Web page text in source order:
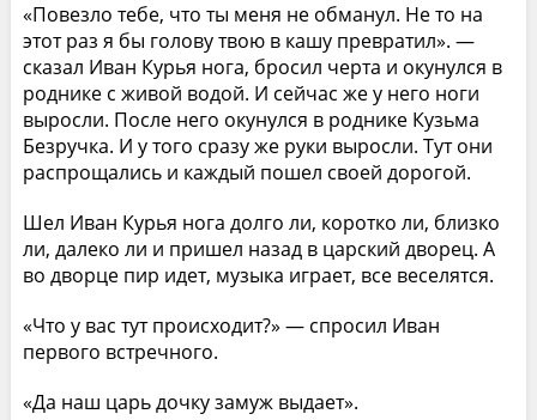
«Повезло тебе, что ты меня не обманул. Не то на
этот раз я бы голову твою в кашу превратил». —
сказал Иван Курья нога, бросил черта и окунулся в
роднике с живой водой. И сейчас же у него ноги
выросли. После него окунулся в роднике Кузьма
Безручка. И у того сразу же руки выросли. Тут они
распрощались и каждый пошел своей дорогой.
Шел Иван Курья нога долго ли, коротко ли, близко
ли, далеко ли и пришел назад в царский дворец. А
во дворце пир идет, музыка играет, все веселятся.
«Что у вас тут происходит?» — спросил Иван
первого встречного.
«Да наш царь дочку замуж выдает».